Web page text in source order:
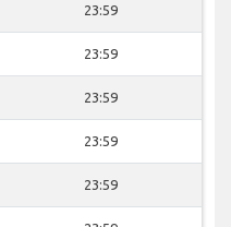
23:59
23:59
23:59
23:59
23:59